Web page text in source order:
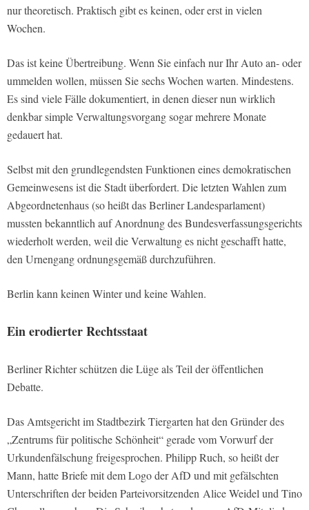
nur theoretisch. Praktisch gibt es keinen, oder erst in vielen
Wochen.
Das ist keine Übertreibung. Wenn Sie einfach nur Ihr Auto an- oder
ummelden wollen, müssen Sie sechs Wochen warten. Mindestens.
Es sind viele Fälle dokumentiert, in denen dieser nun wirklich
denkbar simple Verwaltungsvorgang sogar mehrere Monate
gedauert hat.
Selbst mit den grundlegendsten Funktionen eines demokratischen
Gemeinwesens ist die Stadt überfordert. Die letzten Wahlen zum
Abgeordnetenhaus (so heißt das Berliner Landesparlament)
mussten bekanntlich auf Anordnung des Bundesverfassungsgerichts
wiederholt werden, weil die Verwaltung es nicht geschafft hatte,
den Urnengang ordnungsgemäß durchzuführen.
Berlin kann keinen Winter und keine Wahlen.
Ein erodierter Rechtsstaat
Berliner Richter schützen die Lüge als Teil der öffentlichen
Debatte.
Das Amtsgericht im Stadtbezirk Tiergarten hat den Gründer des
„Zentrums für politische Schönheit“ gerade vom Vorwurf der
Urkundenfälschung freigesprochen. Philipp Ruch, so heißt der
Mann, hatte Briefe mit dem Logo der AfD und mit gefälschten
Unterschriften der beiden Parteivorsitzenden Alice Weidel und Tino